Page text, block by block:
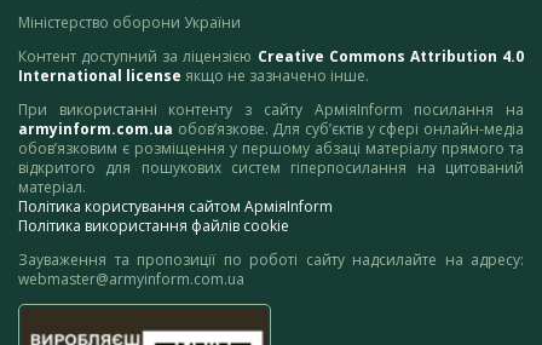
Міністерство оборони України
Контент доступний за ліцензією Creative Commons Attribution 4.0
International license якщо не зазначено інше.
При використанні контенту з сайту АрміяInform посилання на
armyinform.com.ua обов’язкове. Для суб’єктів у сфері онлайн-медіа
обов’язковим є розміщення у першому абзаці матеріалу прямого та
відкритого для пошукових систем гіперпосилання на цитований
матеріал.
Політика користування сайтом АрміяInform
Політика використання файлів cookie
Зауваження та пропозиції по роботі сайту надсилайте на адресу:
webmaster@armyinform.com.ua